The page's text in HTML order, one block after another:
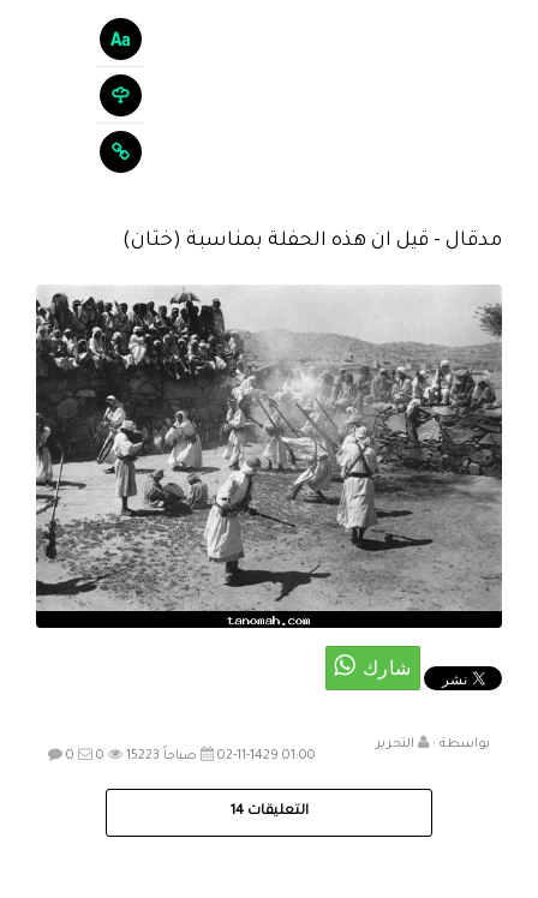
مدقال - قيل ان هذه الحفلة بمناسبة (ختان)
بواسطة :
التحرير
02-11-1429 01:00 صباحاً
0 0 15223
التعليقات14